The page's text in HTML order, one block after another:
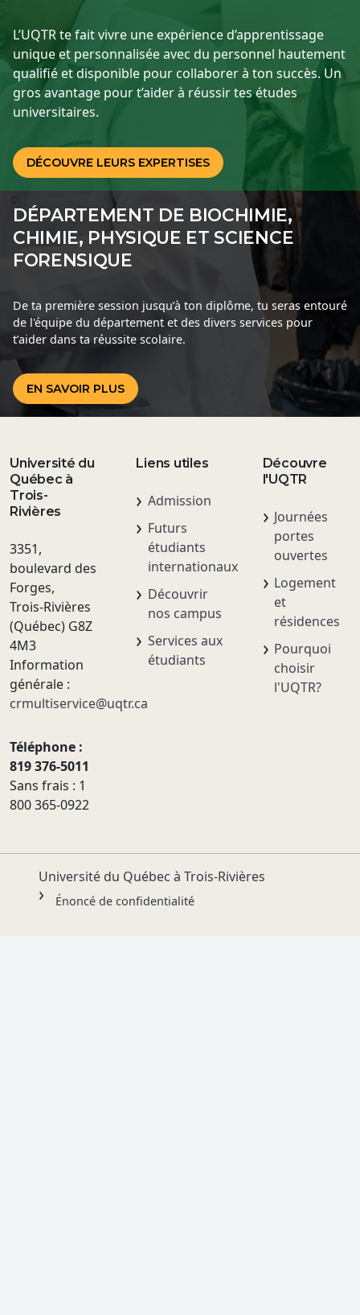
L’UQTR te fait vivre une expérience d’apprentissage
unique et personnalisée avec du personnel hautement
qualifié et disponible pour collaborer à ton succès. Un
gros avantage pour t’aider à réussir tes études
universitaires.
DÉCOUVRE LEURS EXPERTISES
DÉPARTEMENT DE BIOCHIMIE,
CHIMIE, PHYSIQUE ET SCIENCE
FORENSIQUE
De ta première session jusqu’à ton diplôme, tu seras entouré
de l'équipe du département et des divers services pour
t’aider dans ta réussite scolaire.
EN SAVOIR PLUS
Université du
Québec à
Trois-
Rivières
3351,
boulevard des
Forges,
Trois-Rivières
(Québec) G8Z
4M3
Information
générale :
crmultiservice@uqtr.ca
Téléphone :
819 376-5011
Sans frais : 1
800 365-0922
Liens utiles
Admission
Futurs
étudiants
internationaux
Découvrir
nos campus
Services aux
étudiants
Découvre
l'UQTR
Journées
portes
ouvertes
Logement
et
résidences
Pourquoi
choisir
l'UQTR?
Université du Québec à Trois-Rivières
Énoncé de confidentialité